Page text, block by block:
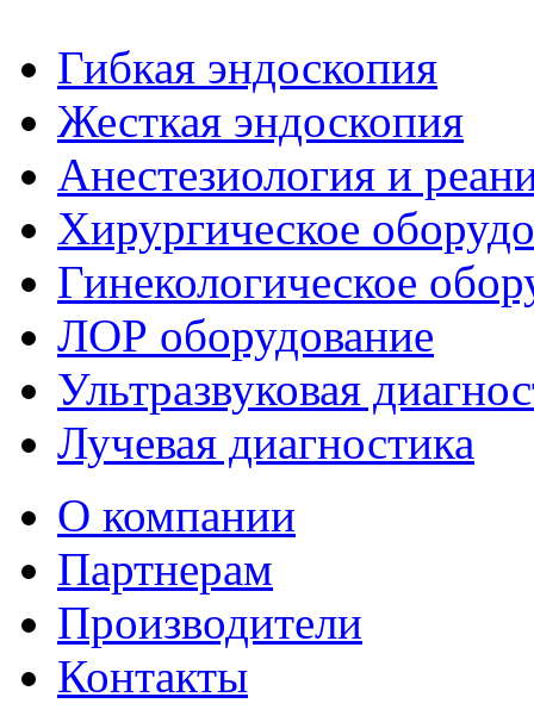
Гибкая эндоскопия
Жесткая эндоскопия
Анестезиология и
Хирургическое
Гинекологическое
ЛОР оборудование
Ультразвуковая
Лучевая диагностика
О компании
Партнерам
Производители
Контакты